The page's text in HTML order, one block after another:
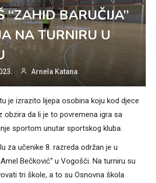
“ZAHID BARUČIJA”
NA TURNIRU U
Arnela Katana
je izrazito lijepa osobina koju kod djece
obzira da li je to povremena igra sa
sportom unutar sportskog kluba.
za učenike 8. razreda održan je u
Bečković“ u Vogošći. Na turniru su
tri škole, a to su Osnovna škola